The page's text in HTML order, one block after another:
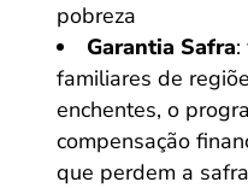
pobreza
Garantia Safra:
familiares de
enchentes, o
compensação
que perdem a